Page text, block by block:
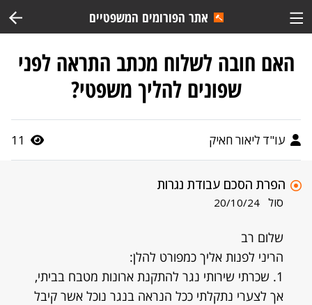
אתר הפורומים המשפטיים
האם חובה לשלוח מכתב התראה לפני
שפונים להליך משפטי?
עו"ד ליאור חאיק 11
הפרת הסכם עבודת נגרות
סול 20/10/24
שלום רב
הריני לפנות אליך כמפורט להלן:
1. שכרתי שירותי נגר להתקנת ארונות מטבח בביתי,
אך לצערי נתקלתי ככל הנראה בנגר נוכל אשר קיבל